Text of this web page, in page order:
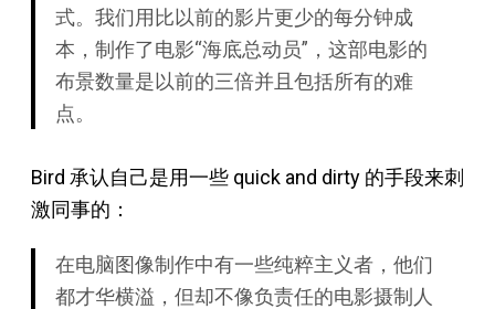
式。我们用比以前的影片更少的每分钟成
本，制作了电影“海底总动员”，这部电影的
布景数量是以前的三倍并且包括所有的难
点。
Bird 承认自己是用一些 quick and dirty 的手段来刺
激同事的：
在电脑图像制作中有一些纯粹主义者，他们
都才华横溢，但却不像负责任的电影摄制人